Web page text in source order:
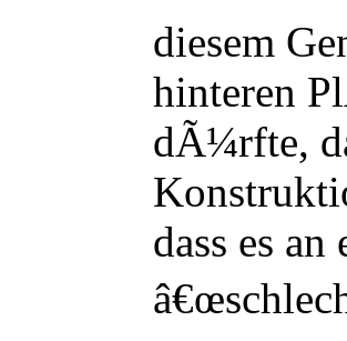
diesem
hinteren
dÃ¼rfte,
dass es an